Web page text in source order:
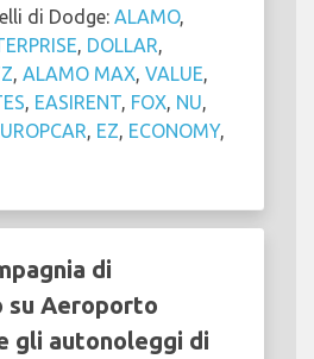
di Dodge: ALAMO,
DOLLAR
ALAMO MAX VALUE
EASIRENT FOX NU
EZ ECONOMY,
di
su Aeroporto
gli autonoleggi di